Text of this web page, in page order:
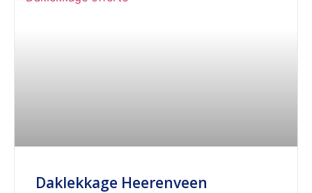
Daklekkage Heerenveen